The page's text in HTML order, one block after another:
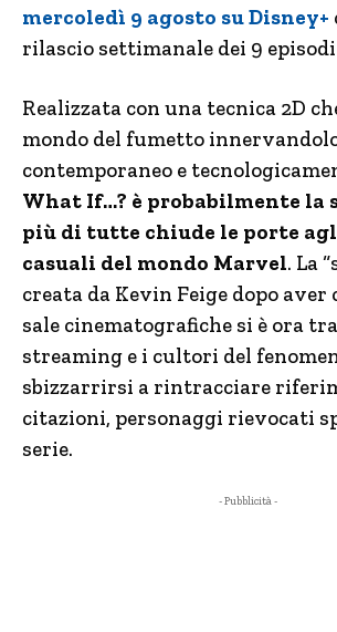
mercoledì 9 agosto su Disney+
rilascio settimanale dei 9
Realizzata con una tecnica 2D
mondo del fumetto
contemporaneo e
What If…? è probabilmente la
più di tutte chiude le porte
casuali del mondo Marvel. La
creata da Kevin Feige dopo
sale cinematografiche si è ora
streaming e i cultori del
sbizzarrirsi a rintracciare
citazioni, personaggi rievocati
serie.
- Pubblicità -